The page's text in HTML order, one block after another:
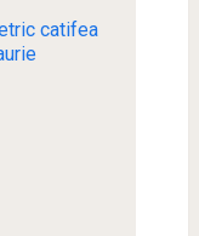
catifea